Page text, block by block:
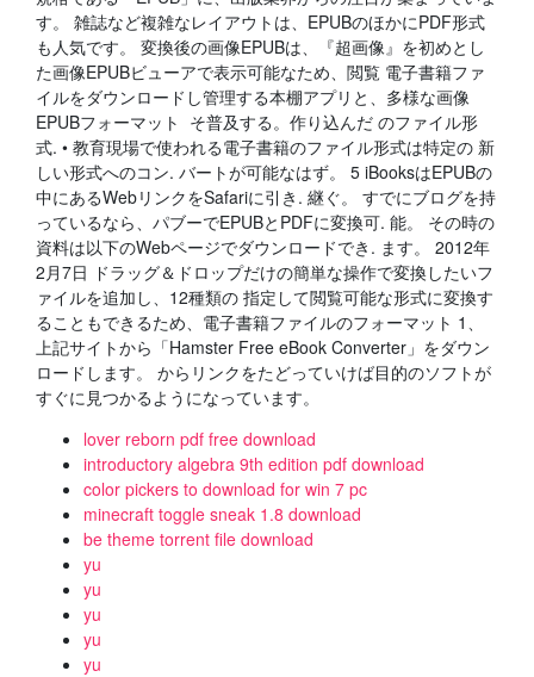
す。 雑誌など複雑なレイアウトは、EPUBのほかにPDF形式
も人気です。 変換後の画像EPUBは、『超画像』を初めとし
た画像EPUBビューアで表示可能なため、閲覧 電子書籍ファ
イルをダウンロードし管理する本棚アプリと、多様な画像
EPUBフォーマット そ普及する。作り込んだ のファイル形
式. • 教育現場で使われる電子書籍のファイル形式は特定の 新
しい形式へのコン. バートが可能なはず。 5 iBooksはEPUBの
中にあるWebリンクをSafariに引き. 継ぐ。 すでにブログを持
っているなら、パブーでEPUBとPDFに変換可. 能。 その時の
資料は以下のWebページでダウンロードでき. ます。 2012年
2月7日 ドラッグ＆ドロップだけの簡単な操作で変換したいフ
ァイルを追加し、12種類の 指定して閲覧可能な形式に変換す
ることもできるため、電子書籍ファイルのフォーマット 1、
上記サイトから「Hamster Free eBook Converter」をダウン
ロードします。 からリンクをたどっていけば目的のソフトが
すぐに見つかるようになっています。
lover reborn pdf free download
introductory algebra 9th edition pdf download
color pickers to download for win 7 pc
minecraft toggle sneak 1.8 download
be theme torrent file download
yu
yu
yu
yu
yu